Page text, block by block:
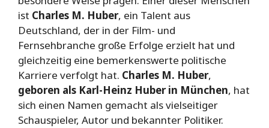
ist Charles M. Huber, ein Talent aus
Deutschland, der in der Film- und
Fernsehbranche große Erfolge erzielt hat und
gleichzeitig eine bemerkenswerte politische
Karriere verfolgt hat. Charles M. Huber,
geboren als Karl-Heinz Huber in München, hat
sich einen Namen gemacht als vielseitiger
Schauspieler, Autor und bekannter Politiker.